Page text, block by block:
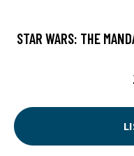
STAR WARS: THE